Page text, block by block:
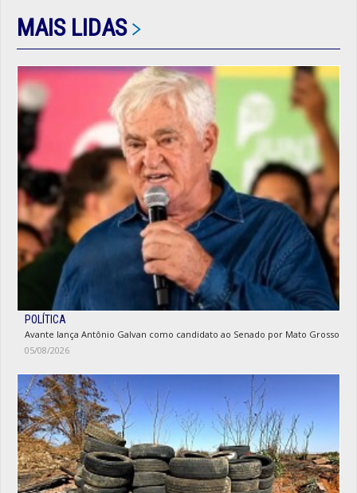
MAIS LIDAS
POLÍTICA
Avante lança Antônio Galvan como candidato ao Senado por Mato Grosso
05/08/2026